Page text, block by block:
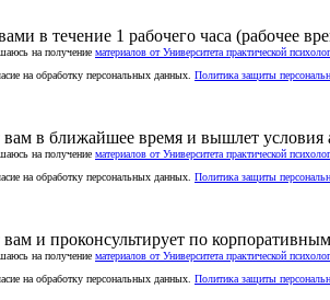
в течение 1 рабочего часа (рабочее
на получение материалов от Университета практической
на обработку персональных данных. Политика защиты
в ближайшее время и вышлет условия
на получение материалов от Университета практической
на обработку персональных данных. Политика защиты
и проконсультирует по
на получение материалов от Университета практической
на обработку персональных данных. Политика защиты